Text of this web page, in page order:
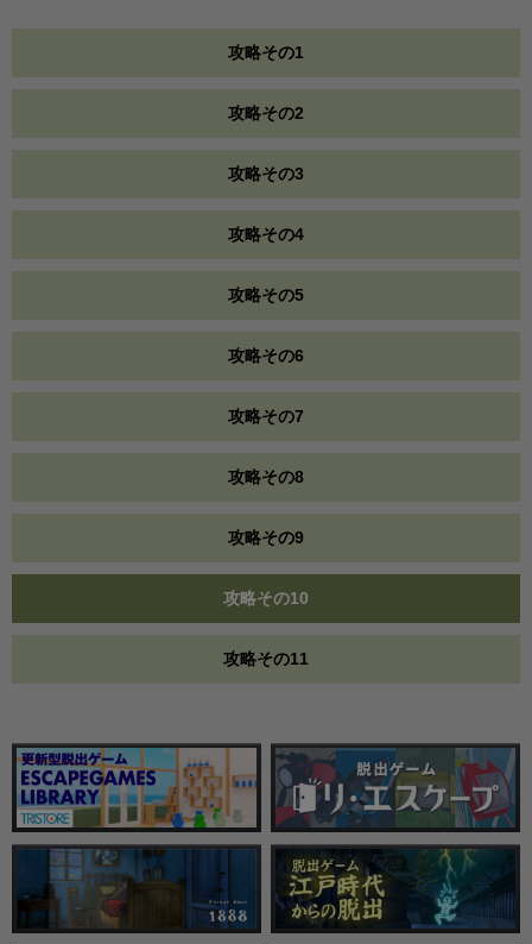
攻略その1
攻略その2
攻略その3
攻略その4
攻略その5
攻略その6
攻略その7
攻略その8
攻略その9
攻略その10
攻略その11